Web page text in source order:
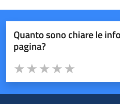
Quanto sono chiare le
pagina?
Valuta da 1 a 5 stelle la pagina
Valuta 5 stelle
Valuta 4 stelle su 5
Valuta 3 stelle su 5
Valuta 2 stelle su 5
Valuta 1 stelle su 5